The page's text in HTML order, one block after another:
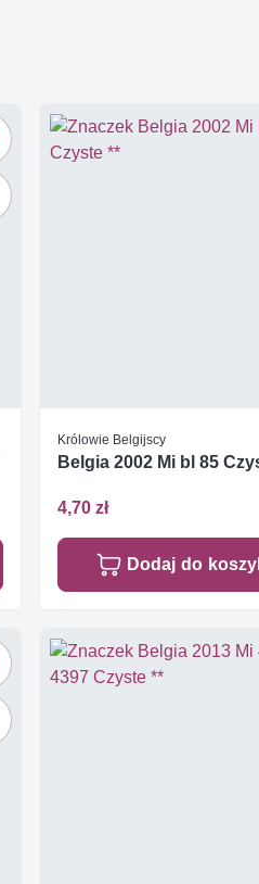
Królowie Belgijscy
Belgia 2002 Mi bl 85
4,70 zł
Dodaj do